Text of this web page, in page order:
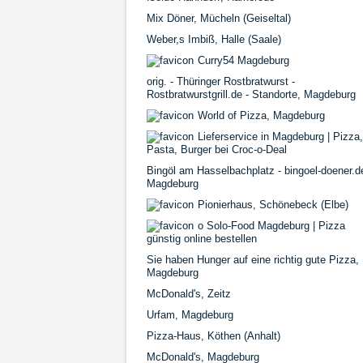
Mix Döner, Mücheln (Geiseltal)
Weber,s Imbiß, Halle (Saale)
Curry54 Magdeburg
orig. - Thüringer Rostbratwurst -
Rostbratwurstgrill.de - Standorte, Magdeburg
World of Pizza, Magdeburg
Lieferservice in Magdeburg | Pizza,
Pasta, Burger bei Croc-o-Deal
Bingöl am Hasselbachplatz - bingoel-
Magdeburg
Pionierhaus, Schönebeck (Elbe)
o Solo-Food Magdeburg | Pizza
günstig online bestellen
Sie haben Hunger auf eine richtig gute Pizza,
Magdeburg
McDonald's, Zeitz
Urfam, Magdeburg
Pizza-Haus, Köthen (Anhalt)
McDonald's, Magdeburg